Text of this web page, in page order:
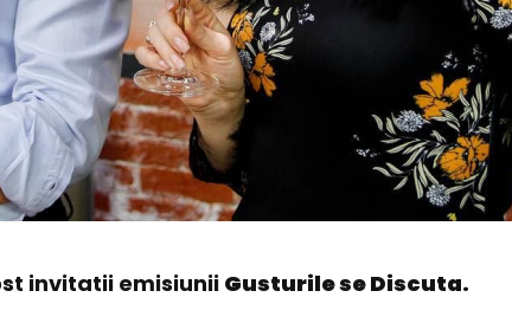
invitatii emisiunii Gusturile se Discuta.